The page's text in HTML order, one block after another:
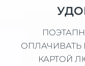
ОПЛАЧИВАТЬ
КАРТОЙ